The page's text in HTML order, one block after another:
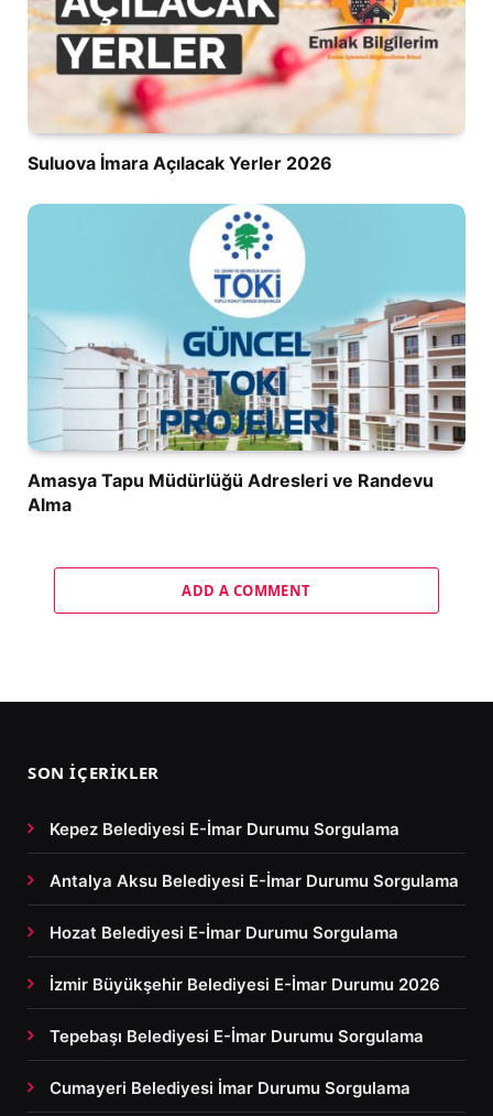
Suluova İmara Açılacak Yerler 2026
Amasya Tapu Müdürlüğü Adresleri ve Randevu
Alma
ADD A COMMENT
SON İÇERIKLER
Kepez Belediyesi E-İmar Durumu Sorgulama
Antalya Aksu Belediyesi E-İmar Durumu Sorgulama
Hozat Belediyesi E-İmar Durumu Sorgulama
İzmir Büyükşehir Belediyesi E-İmar Durumu 2026
Tepebaşı Belediyesi E-İmar Durumu Sorgulama
Cumayeri Belediyesi İmar Durumu Sorgulama